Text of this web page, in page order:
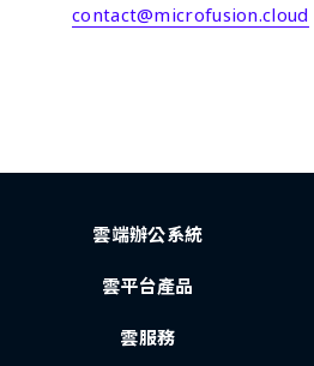
contact@microfusion.cloud
雲端辦公系統
雲平台產品
雲服務